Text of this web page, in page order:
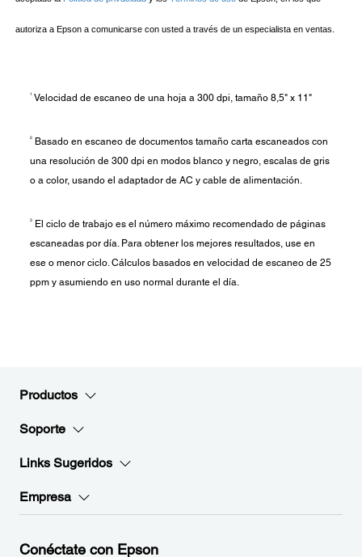
1 Velocidad de escaneo de una hoja a 300 dpi, tamaño 8,5" x 11"
2
Basado en escaneo de documentos tamaño carta escaneados con
una resolución de 300 dpi en modos blanco y negro, escalas de gris
o a color, usando el adaptador de AC y cable de alimentación.
3
El ciclo de trabajo es el número máximo recomendado de páginas
escaneadas por día. Para obtener los mejores resultados, use en
ese o menor ciclo. Cálculos basados en velocidad de escaneo de 25
ppm y asumiendo en uso normal durante el día.
Productos
Soporte
Links Sugeridos
Empresa
Conéctate con Epson